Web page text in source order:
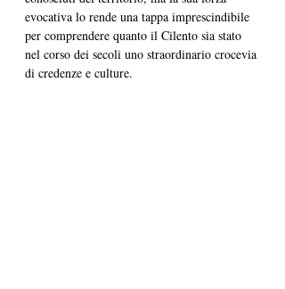
evocativa lo rende una tappa imprescindibile
per comprendere quanto il Cilento sia stato
nel corso dei secoli uno straordinario crocevia
di credenze e culture.